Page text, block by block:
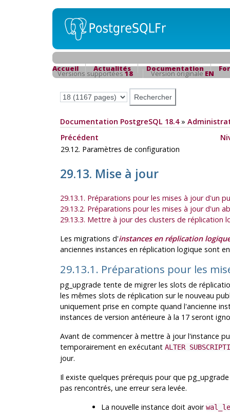
Accueil Actualités Documentation
Versions supportées18 Version originale EN
Documentation PostgreSQL 18.4»
Précédent
29.12. Paramètres de configuration
29.13. Mise à jour
29.13.1. Préparations pour les mises à jour d'un
29.13.2. Préparations pour les mises à jour d'un
29.13.3. Mettre à jour des clusters de réplication
Les migrations d'instances en réplication
anciennes instances en réplication logique sont
29.13.1. Préparations pour les
pg_upgrade tente de migrer les slots de
les mêmes slots de réplication sur le nouveau
uniquement prise en compte quand l'ancienne
instances de version antérieure à la 17 seront
Avant de commencer à mettre à jour l'instance
temporairement en exécutant ALTER
jour.
Il existe quelques prérequis pour que pg_upgrade
pas rencontrés, une erreur sera levée.
La nouvelle instance doit avoir